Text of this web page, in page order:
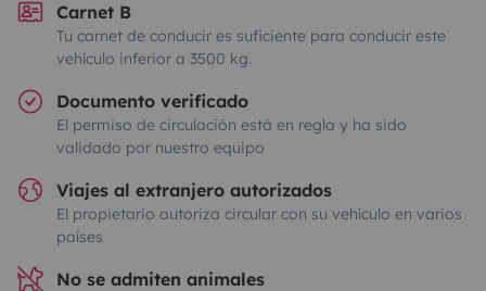
Carnet B
Tu carnet de conducir es suficiente para conducir este
vehículo inferior a 3500 kg.
Documento verificado
El permiso de circulación está en regla y ha sido
validado por nuestro equipo
Viajes al extranjero autorizados
El propietario autoriza circular con su vehículo en varios
países
No se admiten animales